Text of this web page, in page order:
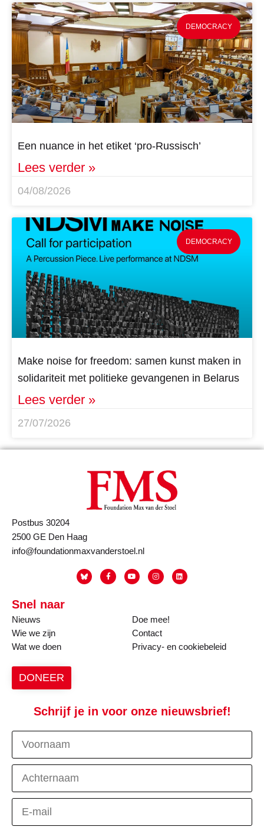
DEMOCRACY
Een nuance in het etiket ‘pro-Russisch’
Lees verder »
04/08/2026
DEMOCRACY
Make noise for freedom: samen kunst maken in
solidariteit met politieke gevangenen in Belarus
Lees verder »
27/07/2026
Postbus 30204
2500 GE Den Haag
info@foundationmaxvanderstoel.nl
Snel naar
Nieuws
Wie we zijn
Wat we doen
Doe mee!
Contact
Privacy- en cookiebeleid
DONEER
Schrijf je in voor onze nieuwsbrief!